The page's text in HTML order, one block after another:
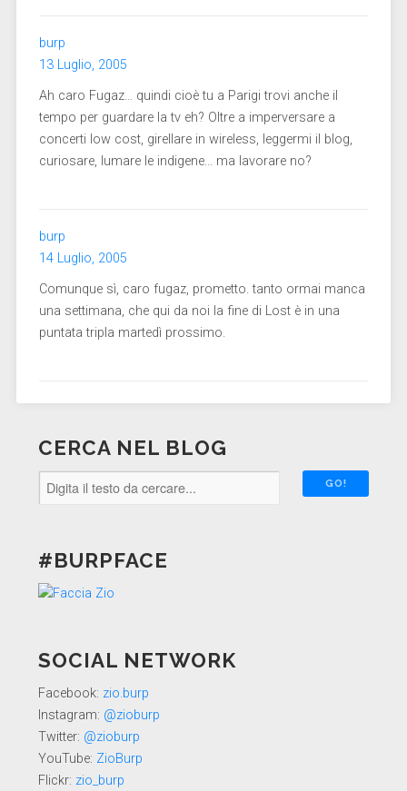
burp
13 Luglio, 2005
Ah caro Fugaz… quindi cioè tu a Parigi trovi anche il
tempo per guardare la tv eh? Oltre a imperversare a
concerti low cost, girellare in wireless, leggermi il blog,
curiosare, lumare le indigene… ma lavorare no?
burp
14 Luglio, 2005
Comunque sì, caro fugaz, prometto. tanto ormai manca
una settimana, che qui da noi la fine di Lost è in una
puntata tripla martedì prossimo.
CERCA NEL BLOG
#BURPFACE
SOCIAL NETWORK
Facebook: zio.burp
Instagram: @zioburp
Twitter: @zioburp
YouTube: ZioBurp
Flickr: zio_burp